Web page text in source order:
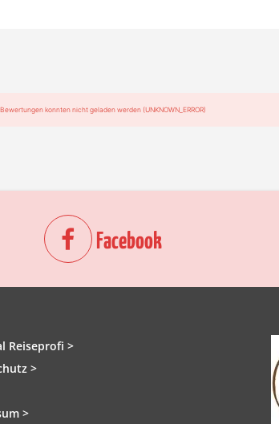
Bewertungen konnten nicht geladen werden (UNKNOWN_ERROR)
Facebook
Reiseprofi >
>
>